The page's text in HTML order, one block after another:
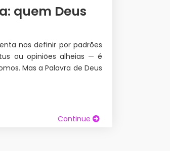
quem Deus
nos definir por padrões
ou opiniões alheias — é
Mas a Palavra de Deus
Continue